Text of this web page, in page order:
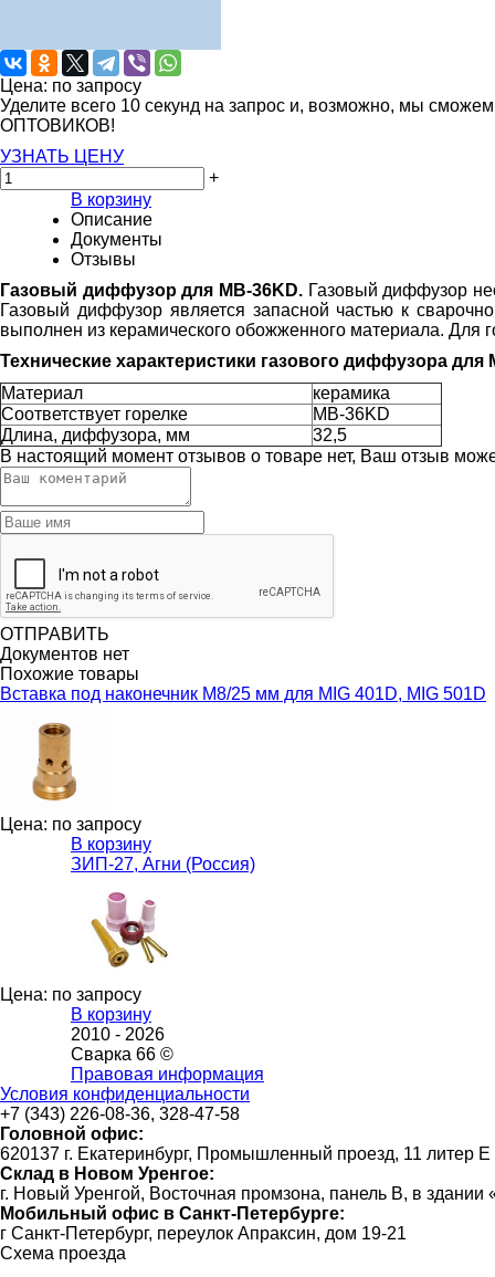
Цена: по запросу
Уделите всего 10 секунд на запрос и, возможно, мы
ОПТОВИКОВ!
УЗНАТЬ ЦЕНУ
+
В корзину
Описание
Документы
Отзывы
Газовый диффузор для MB-36KD. Газовый диффузор
Газовый диффузор является запасной частью к
выполнен из керамического обожженного материала. Для
Технические характеристики газового диффузора для
Материал
керамика
Соответствует горелке
MB-36KD
Длина, диффузора, мм
32,5
В настоящий момент отзывов о товаре нет, Ваш отзыв
ОТПРАВИТЬ
Документов нет
Похожие товары
Вставка под наконечник M8/25 мм для MIG 401D, MIG 501D
Цена: по запросу
В корзину
ЗИП-27, Агни (Россия)
Цена: по запросу
В корзину
2010 - 2026
Сварка 66 ©
Правовая информация
Условия конфиденциальности
+7 (343) 226-08-36, 328-47-58
Головной офис:
620137 г. Екатеринбург, Промышленный проезд, 11 литер Е
Склад в Новом Уренгое:
г. Новый Уренгой, Восточная промзона, панель В, в
Мобильный офис в Санкт-Петербурге:
г Санкт-Петербург, переулок Апраксин, дом 19-21
Схема проезда